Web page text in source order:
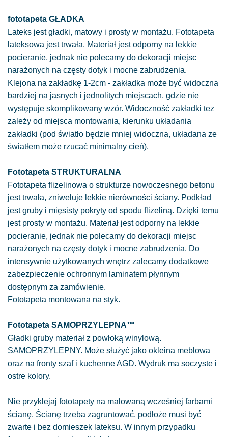
fototapeta GŁADKA
Lateks jest gładki, matowy i prosty w montażu. Fototapeta
lateksowa jest trwała. Materiał jest odporny na lekkie
pocieranie, jednak nie polecamy do dekoracji miejsc
narażonych na częsty dotyk i mocne zabrudzenia.
Klejona na zakładkę 1-2cm - zakładka może być widoczna
bardziej na jasnych i jednolitych miejscach, gdzie nie
występuje skomplikowany wzór. Widoczność zakładki tez
zależy od miejsca montowania, kierunku układania
zakładki (pod światło będzie mniej widoczna, układana ze
światłem może rzucać minimalny cień).
Fototapeta STRUKTURALNA
Fototapeta flizelinowa o strukturze nowoczesnego betonu
jest trwała, zniweluje lekkie nierówności ściany. Podkład
jest gruby i mięsisty pokryty od spodu flizeliną. Dzięki temu
jest prosty w montażu. Materiał jest odporny na lekkie
pocieranie, jednak nie polecamy do dekoracji miejsc
narażonych na częsty dotyk i mocne zabrudzenia. Do
intensywnie użytkowanych wnętrz zalecamy dodatkowe
zabezpieczenie ochronnym laminatem płynnym
dostępnym za zamówienie.
Fototapeta montowana na styk.
Fototapeta SAMOPRZYLEPNA™
Gładki gruby materiał z powłoką winylową.
SAMOPRZYLEPNY. Może służyć jako okleina meblowa
oraz na fronty szaf i kuchenne AGD. Wydruk ma soczyste i
ostre kolory.
Nie przyklejaj fototapety na malowaną wcześniej farbami
ścianę. Ścianę trzeba zagruntować, podłoże musi być
zwarte i bez domieszek lateksu. W innym przypadku